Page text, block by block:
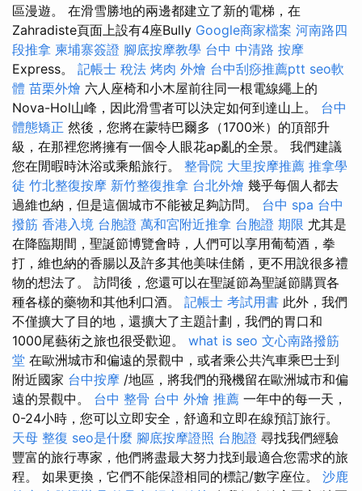
區漫遊。 在滑雪勝地的兩邊都建立了新的電梯，在
Zahradiste頁面上設有4座Bully Google商家檔案 河南路四
段推拿 柬埔寨簽證 腳底按摩教學 台中 中清路 按摩
Express。 記帳士 稅法 烤肉 外燴 台中刮痧推薦ptt seo軟
體 苗栗外燴 六人座椅和小木屋前往同一根電線繩上的
Nova-Hol山峰，因此滑雪者可以決定如何到達山上。 台中
體態矯正 然後，您將在蒙特巴爾多（1700米）的頂部升
級，在那裡您將擁有一個令人眼花ap亂的全景。 我們建議
您在閒暇時沐浴或乘船旅行。 整骨院 大里按摩推薦 推拿學
徒 竹北整復按摩 新竹整復推拿 台北外燴 幾乎每個人都去
過維也納，但是這個城市不能被足夠訪問。 台中 spa 台中
撥筋 香港入境 台胞證 萬和宮附近推拿 台胞證 期限 尤其是
在降臨期間，聖誕節博覽會時，人們可以享用葡萄酒，拳
打，維也納的香腸以及許多其他美味佳餚，更不用說很多禮
物的想法了。 訪問後，您還可以在聖誕節為聖誕節購買各
種各樣的藥物和其他利口酒。 記帳士 考試用書 此外，我們
不僅擴大了目的地，還擴大了主題計劃，我們的胃口和
1000尾藝術之旅也很受歡迎。 what is seo 文心南路撥筋
堂 在歐洲城市和偏遠的景觀中，或者乘公共汽車乘巴士到
附近國家 台中按摩 /地區，將我們的飛機留在歐洲城市和偏
遠的景觀中。 台中 整骨 台中 外燴 推薦 一年中的每一天，
0-24小時，您可以立即安全，舒適和立即在線預訂旅行。
天母 整復 seo是什麼 腳底按摩證照 台胞證 尋找我們經驗
豐富的旅行專家，他們將盡最大努力找到最適合您需求的旅
程。 如果更換，它們不能保證相同的標記/數字座位。 沙鹿